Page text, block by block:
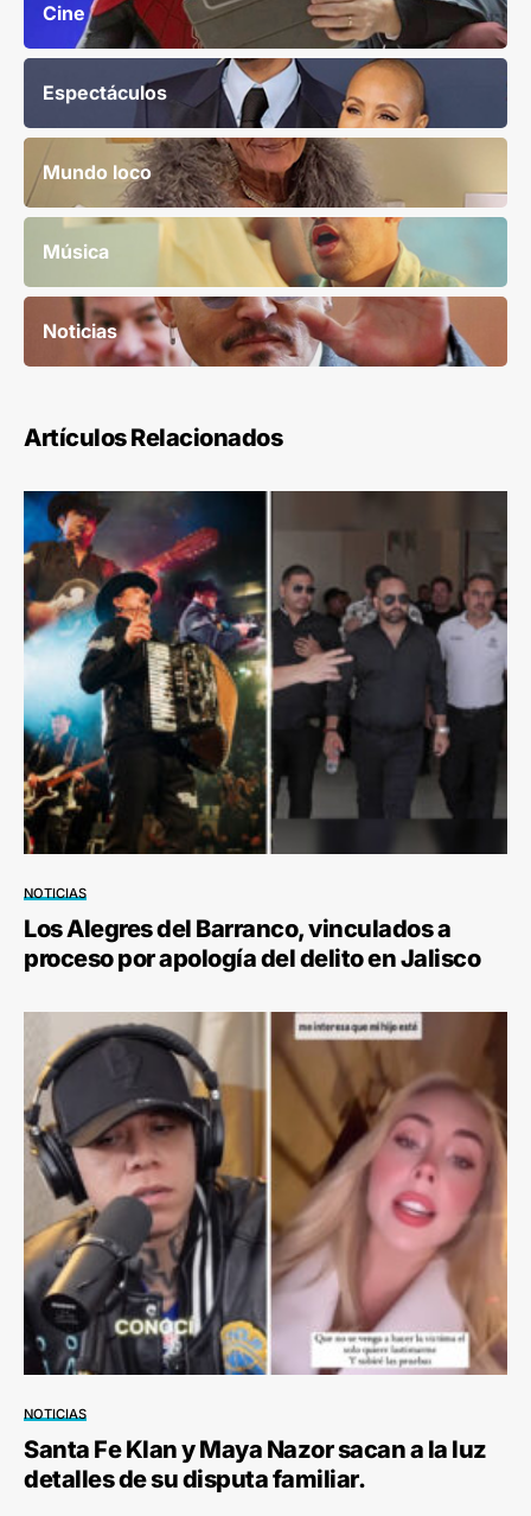
Cine
Espectáculos
Mundo loco
Música
Noticias
Artículos Relacionados
NOTICIAS
Los Alegres del Barranco, vinculados a
proceso por apología del delito en Jalisco
NOTICIAS
Santa Fe Klan y Maya Nazor sacan a la luz
detalles de su disputa familiar.